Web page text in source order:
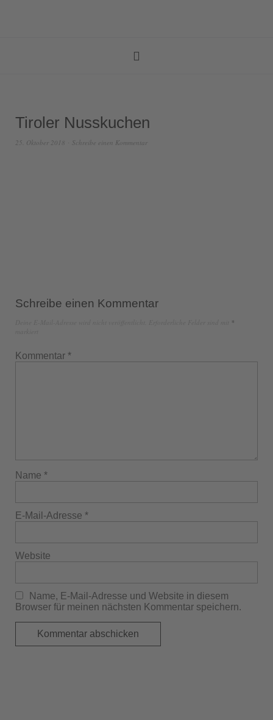
Tiroler Nusskuchen
25. Oktober 2018 Schreibe einen Kommentar
Schreibe einen Kommentar
*
Kommentar *
Name *
E-Mail-Adresse *
Website
Name, E-Mail-Adresse und Website in diesem
Browser für meinen nächsten Kommentar speichern.